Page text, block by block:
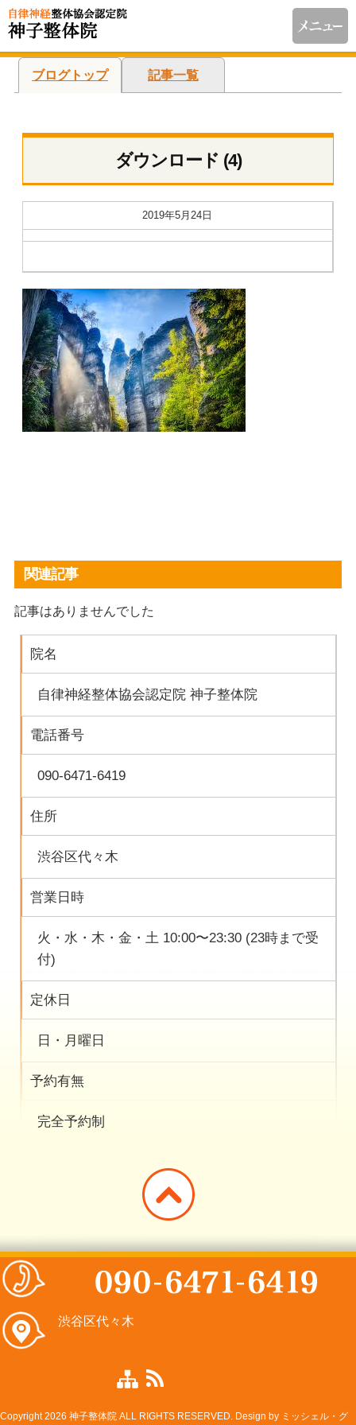
ブログトップ 記事一覧
ダウンロード (4)
2019年5月24日
関連記事
記事はありませんでした
院名
自律神経整体協会認定院 神子整体院
電話番号
090-6471-6419
住所
渋谷区代々木
営業日時
火・水・木・金・土 10:00〜23:30 (23時まで受
付)
定休日
日・月曜日
予約有無
完全予約制
渋谷区代々木
Copyright 2026 神子整体院 ALL RIGHTS RESERVED. Design by ミッシェル・グ